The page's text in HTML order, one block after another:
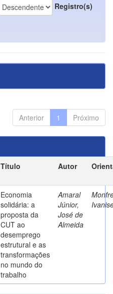
Registro(s)
Anterior 1 Próximo
Título Autor
Economia
solidária: a
proposta da
CUT ao
desemprego
estrutural e as
transformações
no mundo do
trabalho
Amaral
Júnior,
José de
Almeida